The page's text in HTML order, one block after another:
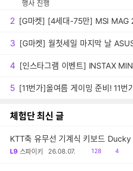
2
3
4
5
체험단 최신 글
KTT축 유무선 기계식 키보드 Ducky
L9 스파이키 26.08.07.
읽
128
공
4